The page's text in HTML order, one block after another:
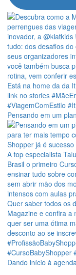
Pensando em um
Dando início à